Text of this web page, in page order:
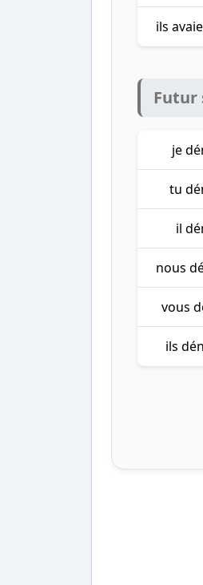
ils
Futur
je
tu
il
nous
vous
ils